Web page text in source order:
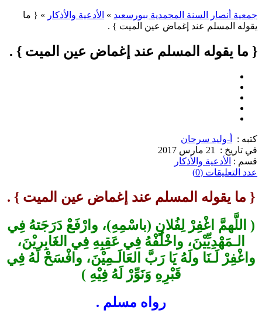
جمعية أنصار السنة المحمدية ببورسعيد » الأدعية والأذكار » { ما
يقوله المسلم عند إغماض عين الميت } .
{ ما يقوله المسلم عند إغماض عين الميت } .
كتبه :
أ-وليد سرحان
في تاريخ :
21 مارس 2017
قسم : الأدعية والأذكار
عدد التعليقات (0)
{ ما يقوله المسلم عند إغماض عين الميت } .
( اللَّهمَّ اغْفِرْ لِفُلانٍ (باسْمِهِ)، وارْفَعْ دَرَجَتهُ فِي
الـمَهْدِيِّيْنَ، واخْلُفْهُ فِي عَقِبِهِ فِي الغَابِريْنَ،
واغْفِرْ لَـنَا ولَهُ يَا رَبَّ العَالَـمِيْنَ، وافْسَحْ لَهُ فِي
قَبْرِهِ وَنَوِّرْ لَهُ فِيْهِ )
رواه مسلم .